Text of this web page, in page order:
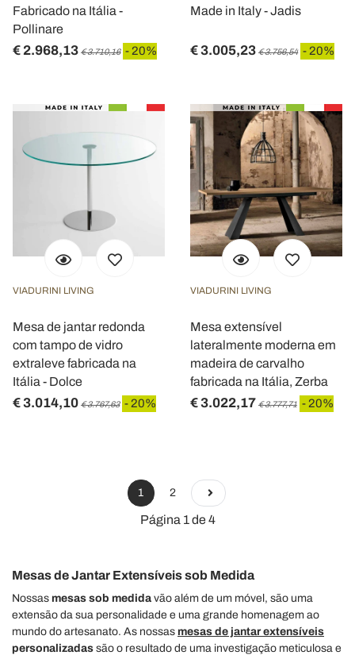
Fabricado na Itália -
Pollinare
€ 2.968,13 € 3.710,16 - 20%
Made in Italy - Jadis
€ 3.005,23 € 3.756,54 - 20%
VIADURINI LIVING
Mesa de jantar redonda
com tampo de vidro
extraleve fabricada na
Itália - Dolce
€ 3.014,10 € 3.767,63 - 20%
VIADURINI LIVING
Mesa extensível
lateralmente moderna em
madeira de carvalho
fabricada na Itália, Zerba
€ 3.022,17 € 3.777,71 - 20%
1 2
Página 1 de 4
Mesas de Jantar Extensíveis sob Medida
Nossas mesas sob medida vão além de um móvel, são uma
extensão da sua personalidade e uma grande homenagem ao
mundo do artesanato. As nossas mesas de jantar extensíveis
personalizadas são o resultado de uma investigação meticulosa e